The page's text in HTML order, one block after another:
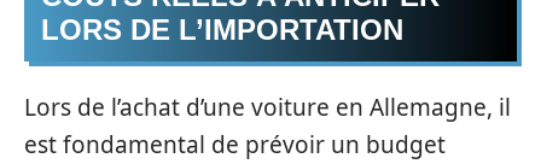
LORS DE L’IMPORTATION
Lors de l’achat d’une voiture en Allemagne, il
est fondamental de prévoir un budget